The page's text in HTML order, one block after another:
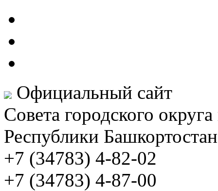
Официальный сайт
Совета городского
Республики Башкортостан
+7 (34783) 4-82-02
+7 (34783) 4-87-00